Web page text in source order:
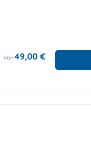
Von 49,00 €